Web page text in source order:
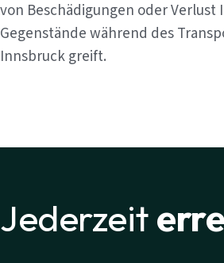
von Beschädigungen oder Verlust
Gegenstände während des
Innsbruck greift.
Jederzeit